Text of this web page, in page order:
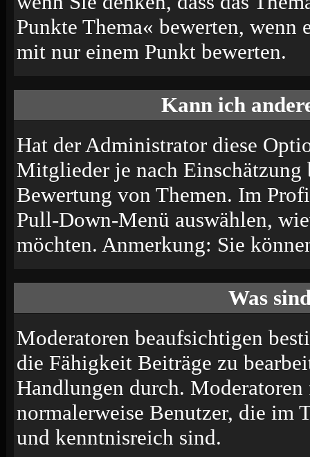
Punkte Thema« bewerten, wenn
mit nur einem Punkt bewerten.
Kann ich
Hat der Administrator diese
Mitglieder je nach Einschätzung
Bewertung von Themen. Im
Pull-Down-Menü auswählen,
möchten. Anmerkung: Sie
Was
Moderatoren beaufsichtigen
die Fähigkeit Beiträge zu
Handlungen durch.
normalerweise Benutzer, die im
und kenntnisreich sind.